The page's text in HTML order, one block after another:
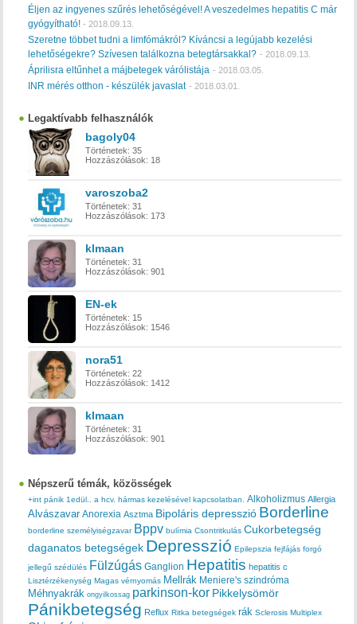
Éljen az ingyenes szűrés lehetőségével! A veszedelmes hepatitis C már
gyógyítható!- 2018.09.13.
Szeretne többet tudni a limfómákról? Kíváncsi a legújabb kezelési
lehetőségekre? Szívesen találkozna betegtársakkal? - 2018.09.13.
Áprilisra eltűnhet a májbetegek várólistája - 2018.03.05.
INR mérés otthon - készülék javaslat - 2018.03.01.
Legaktívabb felhasználók
bagoly04
Történetek: 35
Hozzászólások: 18
varoszoba2
Történetek: 31
Hozzászólások: 173
klmaan
Történetek: 31
Hozzászólások: 901
EN-ek
Történetek: 15
Hozzászólások: 1546
nora51
Történetek: 22
Hozzászólások: 1412
klmaan
Történetek: 31
Hozzászólások: 901
Népszerű témák, közösségek
+int pánik 1edül.. a hcv. hármas kezelésével kapcsolatban. Alkoholizmus Allergia
Alvászavar Anorexia Asztma Bipoláris depresszió Borderline
borderline személyiségzavar Bppv bulímia Csontritkulás Cukorbetegség
daganatos betegségek Depresszió Epilepszia fejfájás forgó
jellegű szédülés Fülzúgás Ganglion Hepatitis hepatitis c
Lisztérzékenység Magas vérnyomás Mellrák Meniere's szindróma
Méhnyakrák ongyilkossag parkinson-kor Pikkelysömör
Pánikbetegség Reflux Ritka betegségek rák Sclerosis Multiplex